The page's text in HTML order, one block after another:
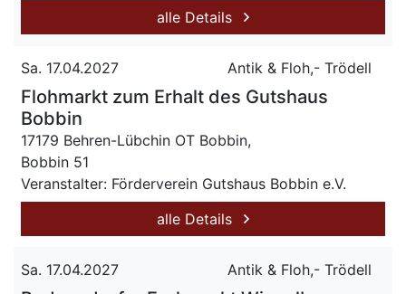
alle Details
Sa. 17.04.2027 Antik & Floh,- Trödell
Flohmarkt zum Erhalt des Gutshaus
Bobbin
17179 Behren-Lübchin OT Bobbin,
Bobbin 51
Veranstalter: Förderverein Gutshaus Bobbin e.V.
alle Details
Sa. 17.04.2027 Antik & Floh,- Trödell